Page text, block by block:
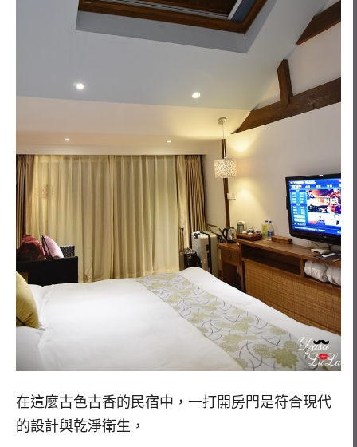
在這麼古色古香的民宿中，一打開房門是符合現代
的設計與乾淨衛生，